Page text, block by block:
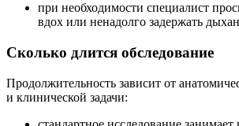
при необходимости специалист
вдох или ненадолго задержать
Сколько длится обследование
Продолжительность зависит от
и клинической задачи: